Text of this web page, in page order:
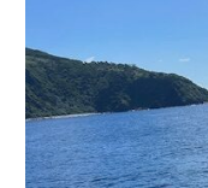
ま
だ
夏。